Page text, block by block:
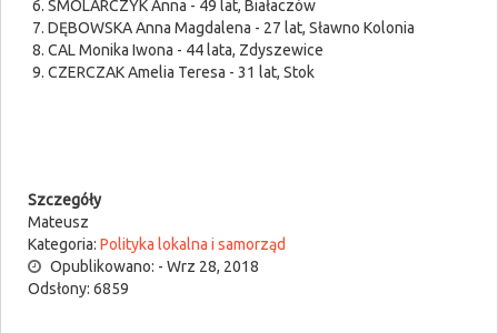
SMOLARCZYK Anna - 49 lat, Białaczów
DĘBOWSKA Anna Magdalena - 27 lat, Sławno Kolonia
CAL Monika Iwona - 44 lata, Zdyszewice
CZERCZAK Amelia Teresa - 31 lat, Stok
Szczegóły
Mateusz
Kategoria: Polityka lokalna i samorząd
Opublikowano: - Wrz 28, 2018
Odsłony: 6859